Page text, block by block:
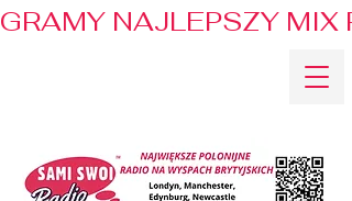
GRAMY NAJLEPSZY MIX